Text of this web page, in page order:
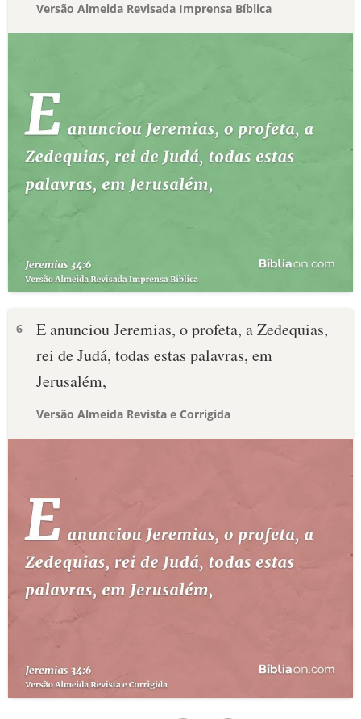
Versão Almeida Revisada Imprensa Bíblica
6
E anunciou Jeremias, o profeta, a Zedequias,
rei de Judá, todas estas palavras, em
Jerusalém,
Versão Almeida Revista e Corrigida